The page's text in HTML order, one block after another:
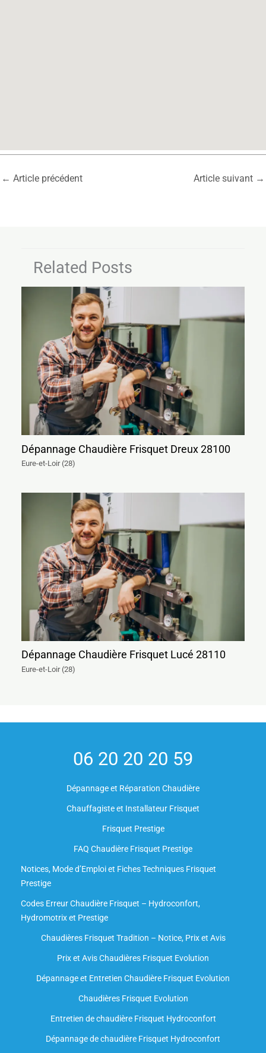
← Article précédent Article suivant →
Related Posts
Dépannage Chaudière Frisquet Dreux 28100
Eure-et-Loir (28)
Dépannage Chaudière Frisquet Lucé 28110
Eure-et-Loir (28)
06 20 20 20 59
Dépannage et Réparation Chaudière
Chauffagiste et Installateur Frisquet
Frisquet Prestige
FAQ Chaudière Frisquet Prestige
Notices, Mode d’Emploi et Fiches Techniques Frisquet
Prestige
Codes Erreur Chaudière Frisquet – Hydroconfort,
Hydromotrix et Prestige
Chaudières Frisquet Tradition – Notice, Prix et Avis
Prix et Avis Chaudières Frisquet Evolution
Dépannage et Entretien Chaudière Frisquet Evolution​
Chaudières Frisquet Evolution
Entretien de chaudière Frisquet Hydroconfort
Dépannage de chaudière Frisquet Hydroconfort